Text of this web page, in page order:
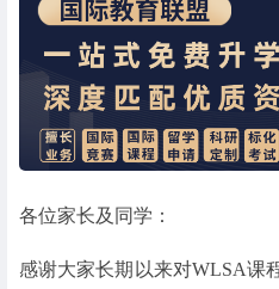
各位家长及同学：
感谢大家长期以来对WLSA课